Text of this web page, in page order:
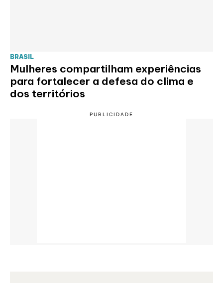
BRASIL
Mulheres compartilham experiências
para fortalecer a defesa do clima e
dos territórios